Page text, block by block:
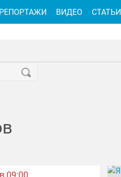
09:00
ВИДЕО СТАТЬИ